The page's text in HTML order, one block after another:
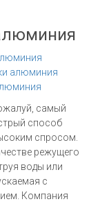
алюминия
самый
способ
спросом.
режущего
воды или
с
Компания